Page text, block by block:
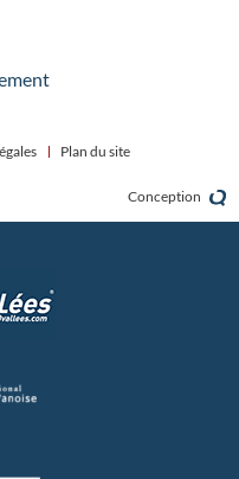
Plan du site
Conception